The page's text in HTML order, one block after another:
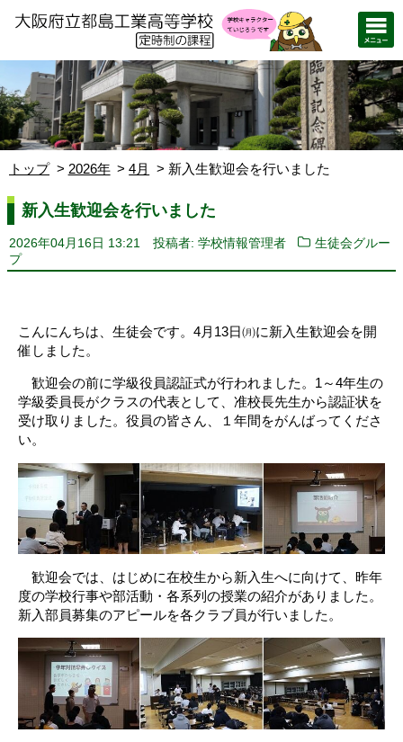
トップ 2026年 4月 新入生歓迎会を行いました
新入生歓迎会を行いました
2026年04月16日 13:21 投稿者: 学校情報管理者
生徒会グルー
プ
こんにんちは、生徒会です。4月13日㈪に新入生歓迎会を開
催しました。
歓迎会の前に学級役員認証式が行われました。1～4年生の
学級委員長がクラスの代表として、准校長先生から認証状を
受け取りました。役員の皆さん、１年間をがんばってくださ
い。
歓迎会では、はじめに在校生から新入生へに向けて、昨年
度の学校行事や部活動・各系列の授業の紹介がありました。
新入部員募集のアピールを各クラブ員が行いました。